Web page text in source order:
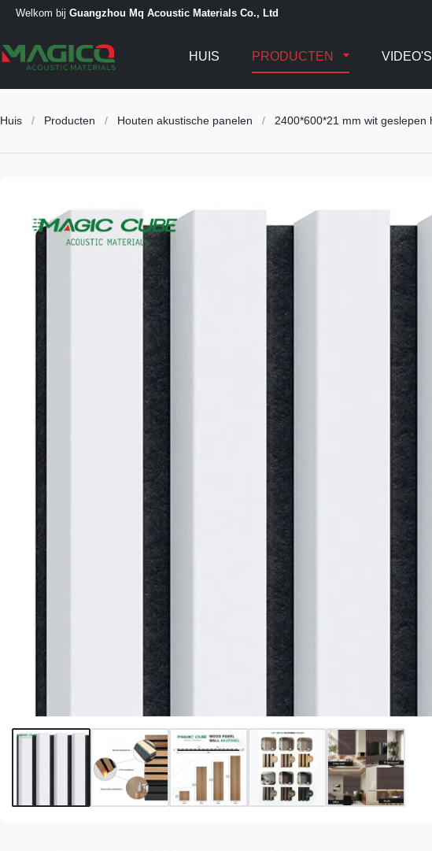
Welkom bij Guangzhou Mq Acoustic Materials Co., Ltd
HUIS PRODUCTEN VIDEO'S
Huis / Producten / Houten akustische panelen / 2400*600*21 mm wit